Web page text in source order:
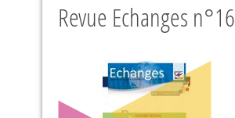
Revue Echanges n°16